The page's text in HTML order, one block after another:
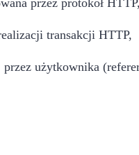
przez protokół HTTP,
transakcji HTTP,
użytkownika